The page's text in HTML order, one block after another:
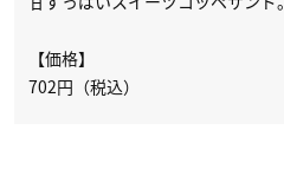
【価格】
702円（税込）